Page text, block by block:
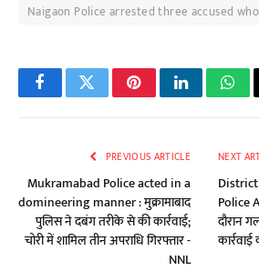
Naigaon Police arrested three accused
FacebookTwitterPinterestLinkedIn
PREVIOUS ARTICLE
Mukramabad Police acted in a
domineering manner : मुक्रामाबाद
पुलिस ने दबंग तरीके से की कार्रवाई;
चोरी में शामिल तीन अपराधि गिरफ्तार -
NNL
NEXT
Police
दौरान